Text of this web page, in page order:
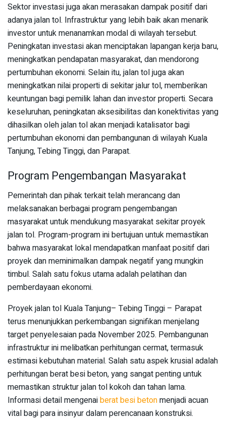
Sektor investasi juga akan merasakan dampak positif dari
adanya jalan tol. Infrastruktur yang lebih baik akan menarik
investor untuk menanamkan modal di wilayah tersebut.
Peningkatan investasi akan menciptakan lapangan kerja baru,
meningkatkan pendapatan masyarakat, dan mendorong
pertumbuhan ekonomi. Selain itu, jalan tol juga akan
meningkatkan nilai properti di sekitar jalur tol, memberikan
keuntungan bagi pemilik lahan dan investor properti. Secara
keseluruhan, peningkatan aksesibilitas dan konektivitas yang
dihasilkan oleh jalan tol akan menjadi katalisator bagi
pertumbuhan ekonomi dan pembangunan di wilayah Kuala
Tanjung, Tebing Tinggi, dan Parapat.
Program Pengembangan Masyarakat
Pemerintah dan pihak terkait telah merancang dan
melaksanakan berbagai program pengembangan
masyarakat untuk mendukung masyarakat sekitar proyek
jalan tol. Program-program ini bertujuan untuk memastikan
bahwa masyarakat lokal mendapatkan manfaat positif dari
proyek dan meminimalkan dampak negatif yang mungkin
timbul. Salah satu fokus utama adalah pelatihan dan
pemberdayaan ekonomi.
Proyek jalan tol Kuala Tanjung– Tebing Tinggi – Parapat
terus menunjukkan perkembangan signifikan menjelang
target penyelesaian pada November 2025. Pembangunan
infrastruktur ini melibatkan perhitungan cermat, termasuk
estimasi kebutuhan material. Salah satu aspek krusial adalah
perhitungan berat besi beton, yang sangat penting untuk
memastikan struktur jalan tol kokoh dan tahan lama.
Informasi detail mengenaiberat besi betonmenjadi acuan
vital bagi para insinyur dalam perencanaan konstruksi.